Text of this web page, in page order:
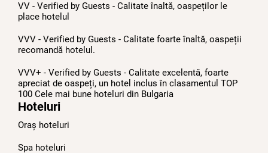
VV - Verified by Guests - Calitate înaltă, oaspeților le
place hotelul
VVV - Verified by Guests - Calitate foarte înaltă, oaspeții
recomandă hotelul.
VVV+ - Verified by Guests - Calitate excelentă, foarte
apreciat de oaspeți, un hotel inclus în clasamentul TOP
100 Cele mai bune hoteluri din Bulgariа
Hoteluri
Oraș hoteluri
Spa hoteluri